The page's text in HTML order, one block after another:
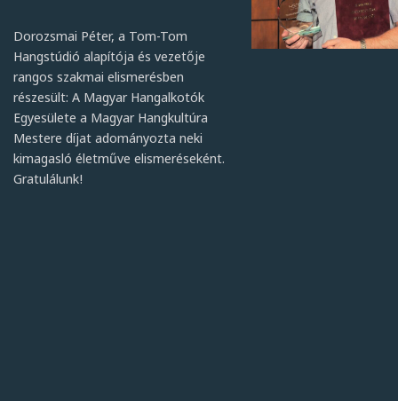
Dorozsmai Péter, a Tom-Tom
Hangstúdió alapítója és vezetője
rangos szakmai elismerésben
részesült: A Magyar Hangalkotók
Egyesülete a Magyar Hangkultúra
Mestere díjat adományozta neki
kimagasló életműve elismeréseként.
Gratulálunk!